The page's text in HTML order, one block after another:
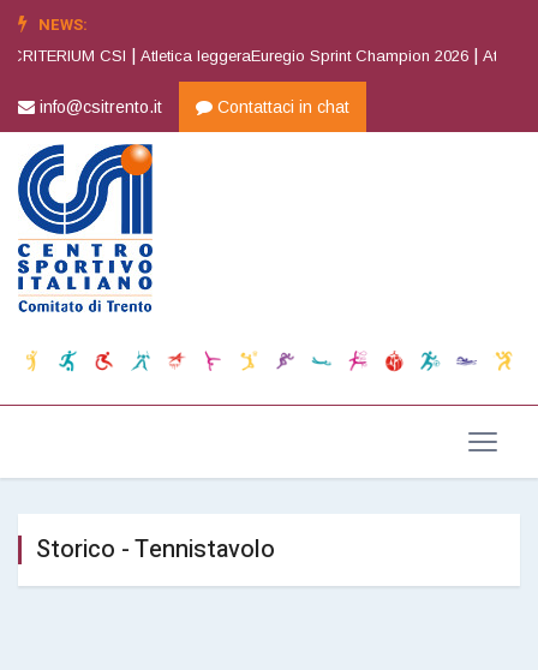
NEWS:
CSI |Atletica leggeraEuregio Sprint Champion 2026 |Atletica
info@csitrento.it Contattaci in chat
Storico - Tennistavolo